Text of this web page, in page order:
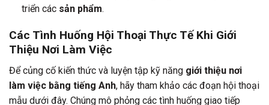
triển các sản phẩm.
Các Tình Huống Hội Thoại Thực Tế Khi Giới
Thiệu Nơi Làm Việc
Để củng cố kiến thức và luyện tập kỹ năng giới thiệu nơi
làm việc bằng tiếng Anh, hãy tham khảo các đoạn hội thoại
mẫu dưới đây. Chúng mô phỏng các tình huống giao tiếp